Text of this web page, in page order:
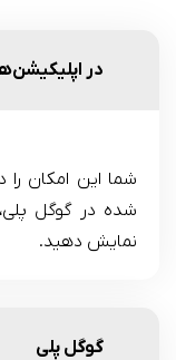
در
شما این امکان را
شده در گوگل
نمایش دهید.
گوگل پلی